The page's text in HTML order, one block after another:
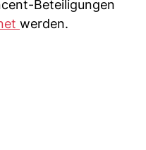
Beteiligungen
werden.